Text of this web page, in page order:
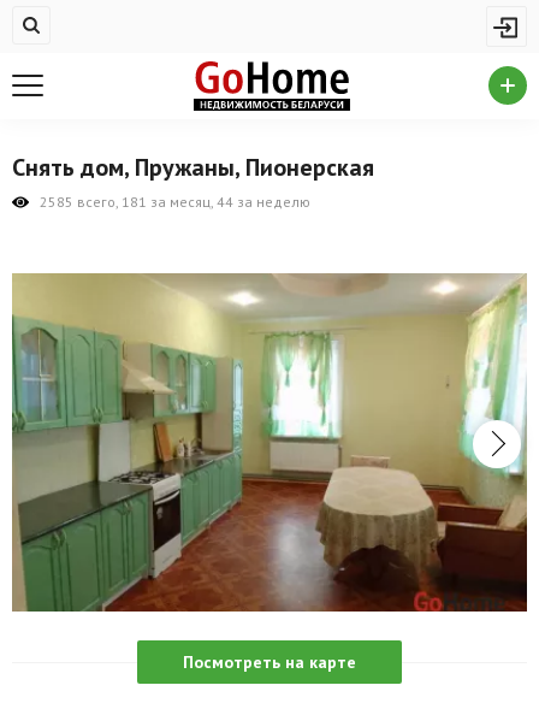
Купить квартиру
На сутки
Дома/коттеджи/участки
Комерческая недвижимость
Продажа коммерческой недвижимости
Аренда коммерческой недвижимости
Другие разделы
Новости
Грузовое такси
Снять дом, Пружаны, Пионерская
2585 всего, 181 за месяц, 44 за неделю
Посмотреть на карте